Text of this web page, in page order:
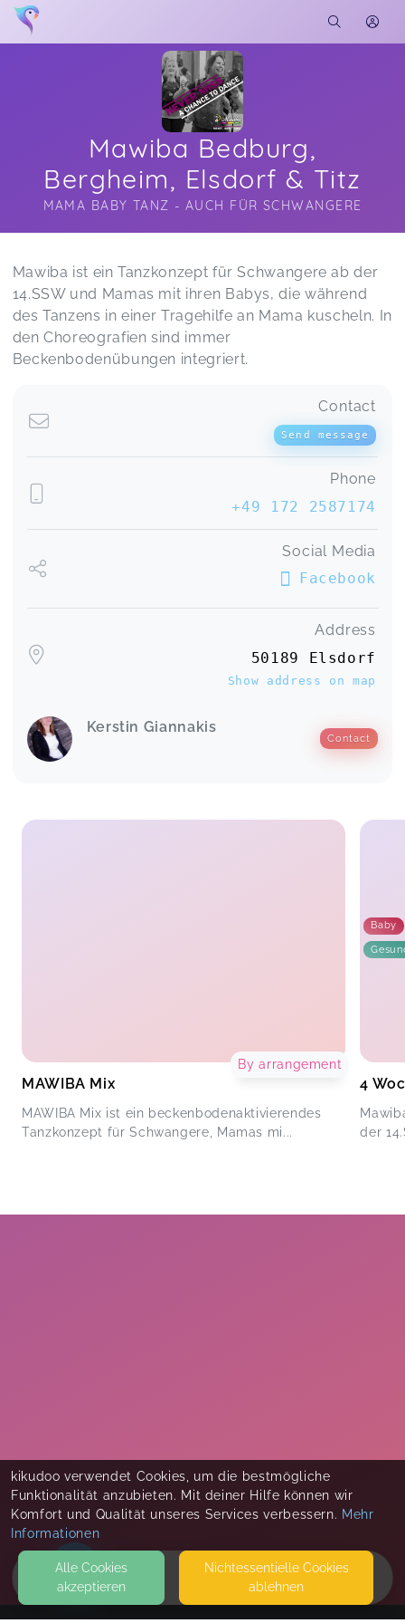
HOME
Mawiba Bedburg,
Bergheim, Elsdorf & Titz
MAMA BABY TANZ - AUCH FÜR SCHWANGERE
Mawiba ist ein Tanzkonzept für Schwangere ab der
14.SSW und Mamas mit ihren Babys, die während
des Tanzens in einer Tragehilfe an Mama kuscheln. In
den Choreografien sind immer
Beckenbodenübungen integriert.
Contact
Send message
Phone
+49 172 2587174
Social Media
Facebook
Address
50189 Elsdorf
Show address on map
Kerstin Giannakis
Contact
MAWIBA Mix
MAWIBA Mix ist ein beckenbodenaktivierendes
Tanzkonzept für Schwangere, Mamas mi...
By arrangement
Baby
4
der
kikudoo verwendet Cookies, um die bestmögliche
Funktionalität anzubieten. Mit deiner Hilfe können wir
Komfort und Qualität unseres Services verbessern. Mehr
Informationen
Alle Cookies
akzeptieren
Nicht­essentielle Cookies
ablehnen